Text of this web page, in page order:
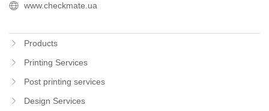
www.checkmate.ua
Products
Printing Services
Post printing services
Design Services